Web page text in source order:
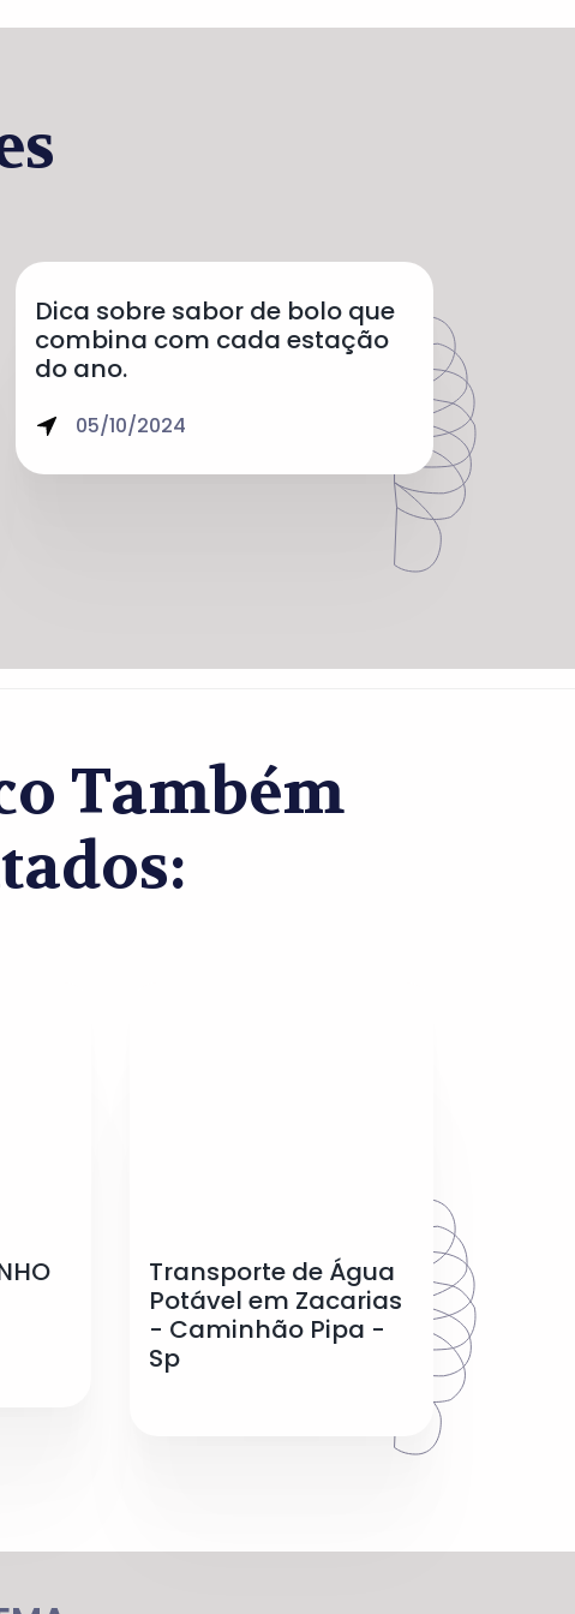
Dica sobre sabor de bolo que
combina com cada estação
do ano.
05/10/2024
Também
Transporte de Água
Potável em Zacarias
- Caminhão Pipa -
Sp